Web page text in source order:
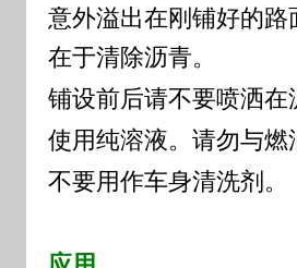
意外溢出在刚铺好的
在于清除沥青。
铺设前后请不要喷洒在
使用纯溶液。请勿与
不要用作车身清洗剂。